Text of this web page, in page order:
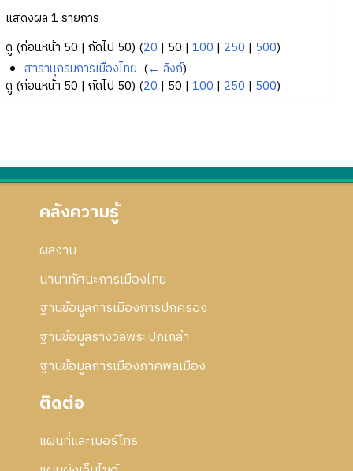
แสดงผล 1 รายการ
ดู (ก่อนหน้า 50 | ถัดไป 50) (20 | 50 | 100 | 250 | 500)
สารานุกรมการเมืองไทย (← ลิงก์)
ดู (ก่อนหน้า 50 | ถัดไป 50) (20 | 50 | 100 | 250 | 500)
คลังความรู้
ผลงาน
นานาทัศนะการเมืองไทย
ฐานข้อมูลการเมืองการปกครอง
ฐานข้อมูลรางวัลพระปกเกล้า
ฐานข้อมูลการเมืองภาคพลเมือง
ติดต่อ
แผนที่และเบอร์โทร